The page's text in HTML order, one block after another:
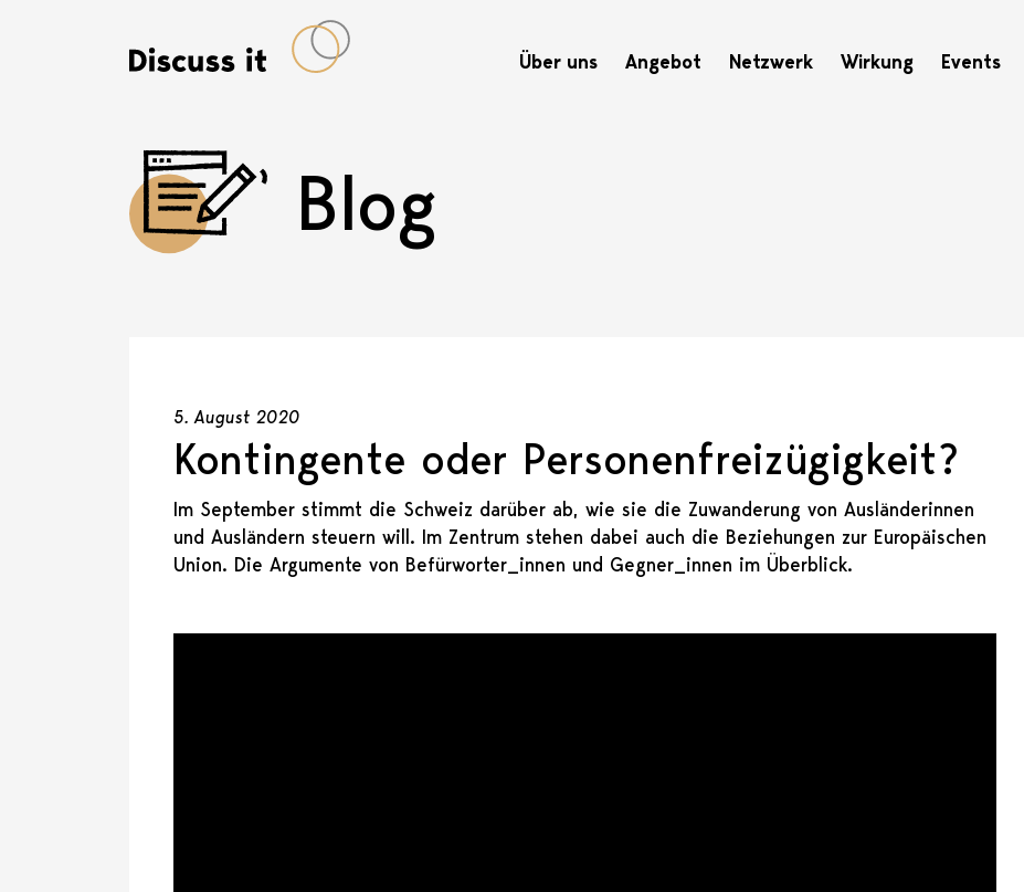
Hauptnavigation
Über uns Angebot Netzwerk Wirkung Events
Blog
5. August 2020
Kontingente oder Personenfreizügigkeit?
Im September stimmt die Schweiz darüber ab, wie sie die Zuwanderung von Ausländerinnen
und Ausländern steuern will. Im Zentrum stehen dabei auch die Beziehungen zur Europäischen
Union. Die Argumente von Befürworter_innen und Gegner_innen im Überblick.